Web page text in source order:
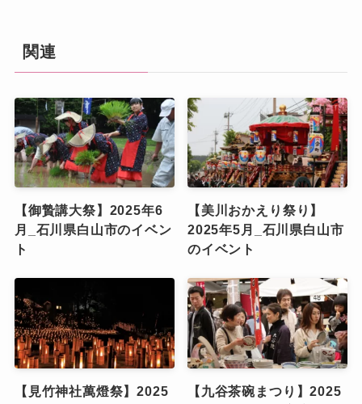
関連
【御贄講大祭】2025年6
月_石川県白山市のイベン
ト
【美川おかえり祭り】
2025年5月_石川県白山市
のイベント
【見竹神社萬燈祭】2025
【九谷茶碗まつり】2025